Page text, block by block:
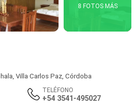
8 FOTOS MÁS
Villa Carlos Paz Córdoba
TELÉFONO
+54 3541-495027